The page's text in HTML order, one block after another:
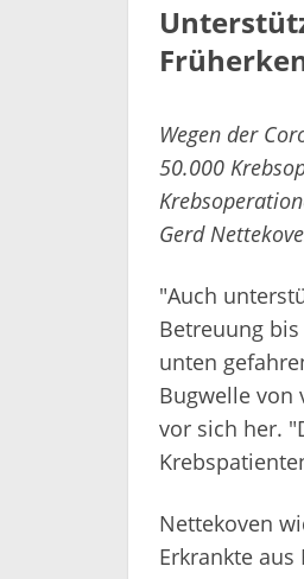
Wegen der
50.000
Gerd
"Auch
Betreuung
unten
Bugwelle von
vor sich her.
Nettekoven
Erkrankte